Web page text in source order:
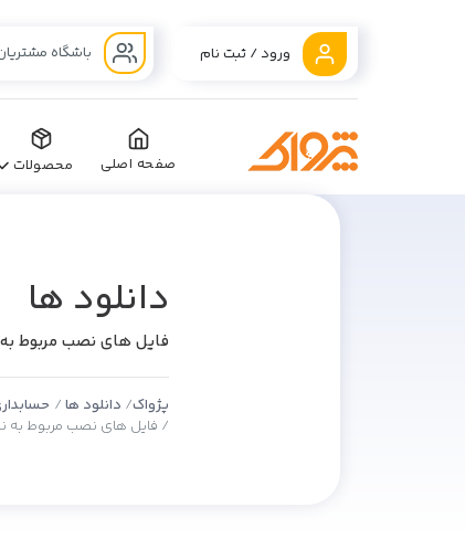
ورود / ثبت نام باشگاه
صفحه اصلی محصولات
دانلود ها
فایل های نصب مربوط به
پژواک دانلود ها
فایل های نصب مربوط به